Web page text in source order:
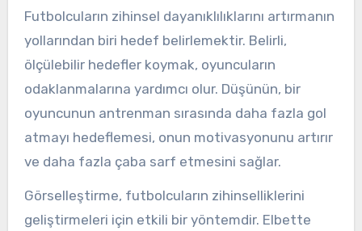
Futbolcuların zihinsel dayanıklılıklarını artırmanın
yollarından biri hedef belirlemektir. Belirli,
ölçülebilir hedefler koymak, oyuncuların
odaklanmalarına yardımcı olur. Düşünün, bir
oyuncunun antrenman sırasında daha fazla gol
atmayı hedeflemesi, onun motivasyonunu artırır
ve daha fazla çaba sarf etmesini sağlar.
Görselleştirme, futbolcuların zihinselliklerini
geliştirmeleri için etkili bir yöntemdir. Elbette